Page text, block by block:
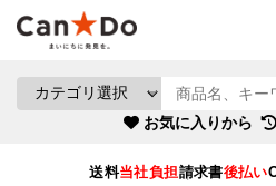
お気に入りから
送料当社負担請求書後払い